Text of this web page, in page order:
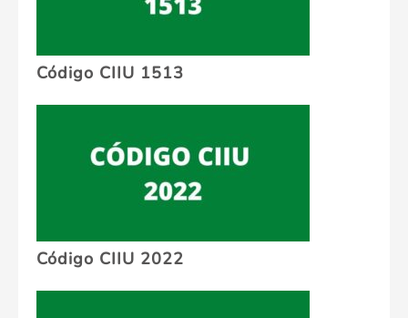
Código CIIU 1513
Código CIIU 2022